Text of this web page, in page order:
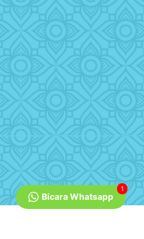
Bicara Whatsapp
1